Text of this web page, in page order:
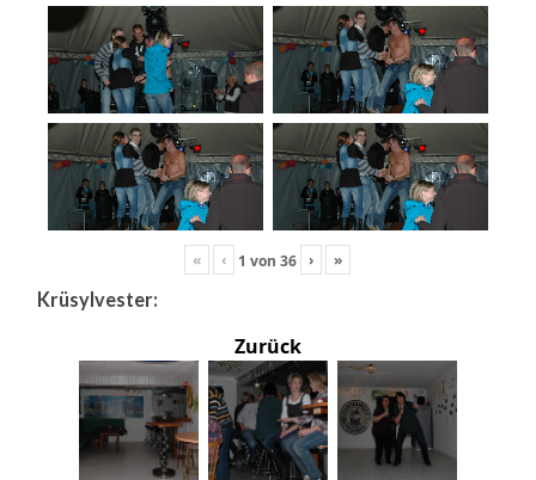
« ‹ 1 von36 › »
Krüsylvester:
Zurück